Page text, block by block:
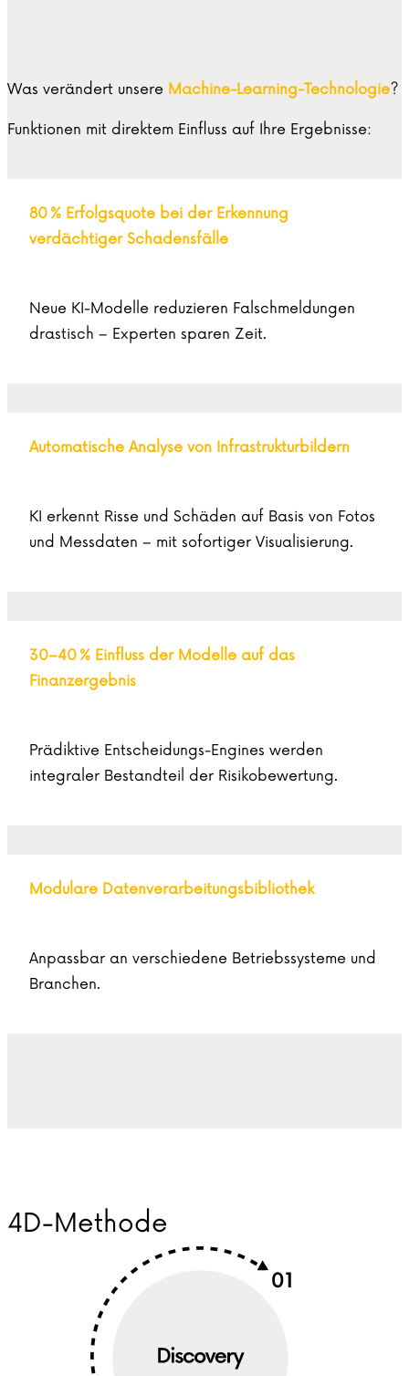
Was verändert unsere Machine-Learning-Technologie?
Funktionen mit direktem Einfluss auf Ihre Ergebnisse:
80 % Erfolgsquote bei der Erkennung
verdächtiger Schadensfälle
Neue KI-Modelle reduzieren Falschmeldungen
drastisch – Experten sparen Zeit.
Automatische Analyse von Infrastrukturbildern
KI erkennt Risse und Schäden auf Basis von Fotos
und Messdaten – mit sofortiger Visualisierung.
30–40 % Einfluss der Modelle auf das
Finanzergebnis
Prädiktive Entscheidungs-Engines werden
integraler Bestandteil der Risikobewertung.
Modulare Datenverarbeitungsbibliothek
Anpassbar an verschiedene Betriebssysteme und
Branchen.
4D-Methode